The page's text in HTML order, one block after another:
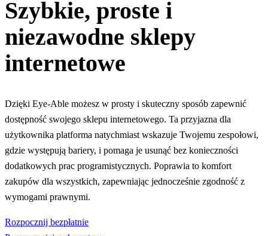
Szybkie, proste i
niezawodne sklepy
internetowe
Dzięki Eye-Able możesz w prosty i skuteczny sposób zapewnić
dostępność swojego sklepu internetowego. Ta przyjazna dla
użytkownika platforma natychmiast wskazuje Twojemu zespołowi,
gdzie występują bariery, i pomaga je usunąć bez konieczności
dodatkowych prac programistycznych. Poprawia to komfort
zakupów dla wszystkich, zapewniając jednocześnie zgodność z
wymogami prawnymi.
Rozpocznij bezpłatnie